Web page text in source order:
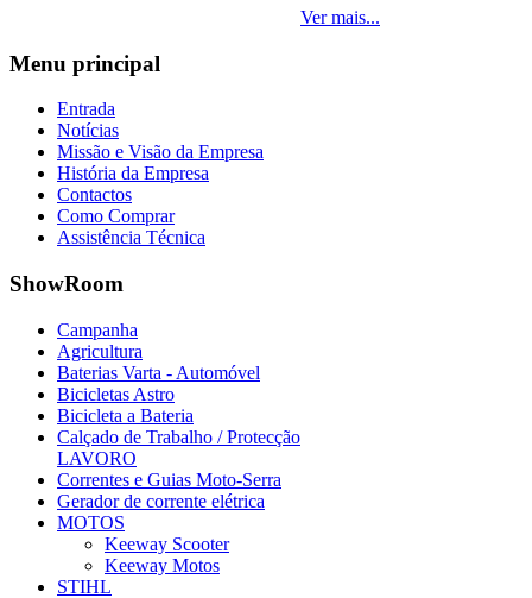
Ver mais...
Menu principal
Entrada
Notícias
Missão e Visão da Empresa
História da Empresa
Contactos
Como Comprar
Assistência Técnica
ShowRoom
Campanha
Agricultura
Baterias Varta - Automóvel
Bicicletas Astro
Bicicleta a Bateria
Calçado de Trabalho / Protecção
LAVORO
Correntes e Guias Moto-Serra
Gerador de corrente elétrica
MOTOS
Keeway Scooter
Keeway Motos
STIHL